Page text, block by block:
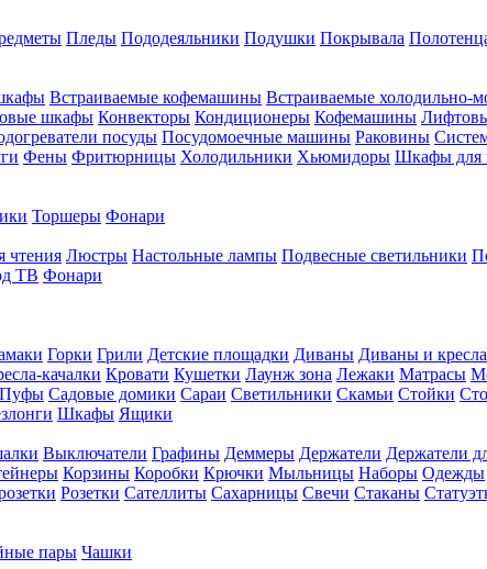
Пледы Пододеяльники Подушки Покрывала
Встраиваемые кофемашины Встраиваемые холодильно-
шкафы Конвекторы Кондиционеры Кофемашины
посуды Посудомоечные машины Раковины
Фены Фритюрницы Холодильники Хьюмидоры Шкафы для
Торшеры Фонари
чтения Люстры Настольные лампы Подвесные светильники
ТВ Фонари
Горки Грили Детские площадки Диваны Диваны и кресла
качалки Кровати Кушетки Лаунж зона Лежаки Матрасы
Пуфы Садовые домики Сараи Светильники Скамьи Стойки
Шкафы Ящики
Выключатели Графины Деммеры Держатели Держатели
Корзины Коробки Крючки Мыльницы Наборы Одежды
Розетки Сателлиты Сахарницы Свечи Стаканы
пары Чашки